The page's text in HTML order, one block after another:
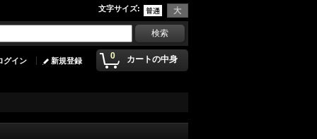
文字サイズ:
0 カートの中身
グイン 新規登録